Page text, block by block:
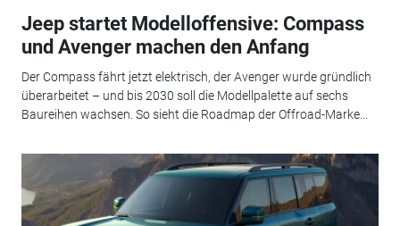
Jeep startet Modelloffensive: Compass
und Avenger machen den Anfang
Der Compass fährt jetzt elektrisch, der Avenger wurde gründlich
überarbeitet – und bis 2030 soll die Modellpalette auf sechs
Baureihen wachsen. So sieht die Roadmap der Offroad-Marke...